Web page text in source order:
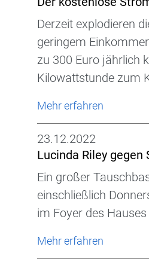
Derzeit explodieren
geringem
zu 300 Euro jährlich
Kilowattstunde zum
Mehr erfahren
23.12.2022
Lucinda Riley gegen
Ein großer
einschließlich
im Foyer des
Mehr erfahren